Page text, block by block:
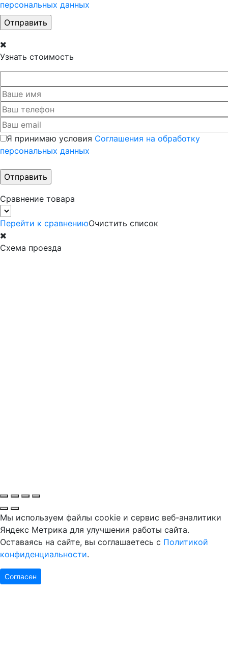
персональных данных
Узнать стоимость
Я принимаю условия Соглашения на обработку
персональных данных
Сравнение товара
Перейти к сравнениюОчистить список
Схема проезда
Мы используем файлы cookie и сервис веб-аналитики
Яндекс Метрика для улучшения работы сайта.
Оставаясь на сайте, вы соглашаетесь с Политикой
конфиденциальности.
Согласен